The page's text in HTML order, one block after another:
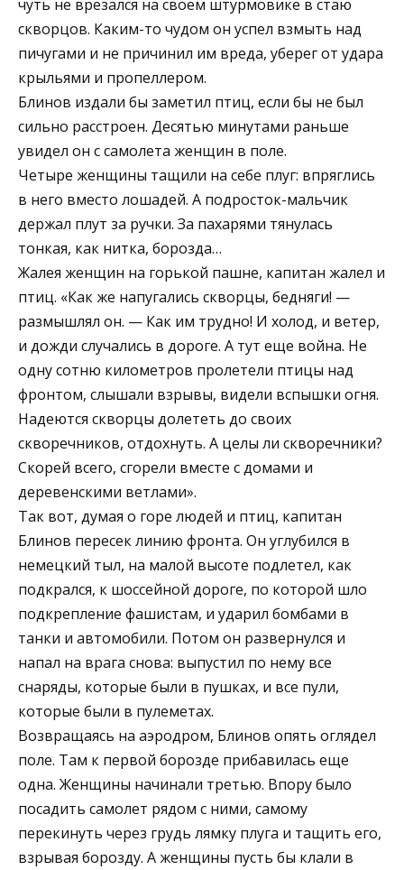
чуть не врезался на своем штурмовике в стаю
скворцов. Каким-то чудом он успел взмыть над
пичугами и не причинил им вреда, уберег от удара
крыльями и пропеллером.
Блинов издали бы заметил птиц, если бы не был
сильно расстроен. Десятью минутами раньше
увидел он с самолета женщин в поле.
Четыре женщины тащили на себе плуг: впряглись
в него вместо лошадей. А подросток-мальчик
держал плут за ручки. За пахарями тянулась
тонкая, как нитка, борозда…
Жалея женщин на горькой пашне, капитан жалел и
птиц. «Как же напугались скворцы, бедняги! —
размышлял он. — Как им трудно! И холод, и ветер,
и дожди случались в дороге. А тут еще война. Не
одну сотню километров пролетели птицы над
фронтом, слышали взрывы, видели вспышки огня.
Надеются скворцы долететь до своих
скворечников, отдохнуть. А целы ли скворечники?
Скорей всего, сгорели вместе с домами и
деревенскими ветлами».
Так вот, думая о горе людей и птиц, капитан
Блинов пересек линию фронта. Он углубился в
немецкий тыл, на малой высоте подлетел, как
подкрался, к шоссейной дороге, по которой шло
подкрепление фашистам, и ударил бомбами в
танки и автомобили. Потом он развернулся и
напал на врага снова: выпустил по нему все
снаряды, которые были в пушках, и все пули,
которые были в пулеметах.
Возвращаясь на аэродром, Блинов опять оглядел
поле. Там к первой борозде прибавилась еще
одна. Женщины начинали третью. Впору было
посадить самолет рядом с ними, самому
перекинуть через грудь лямку плуга и тащить его,
взрывая борозду. А женщины пусть бы клали в